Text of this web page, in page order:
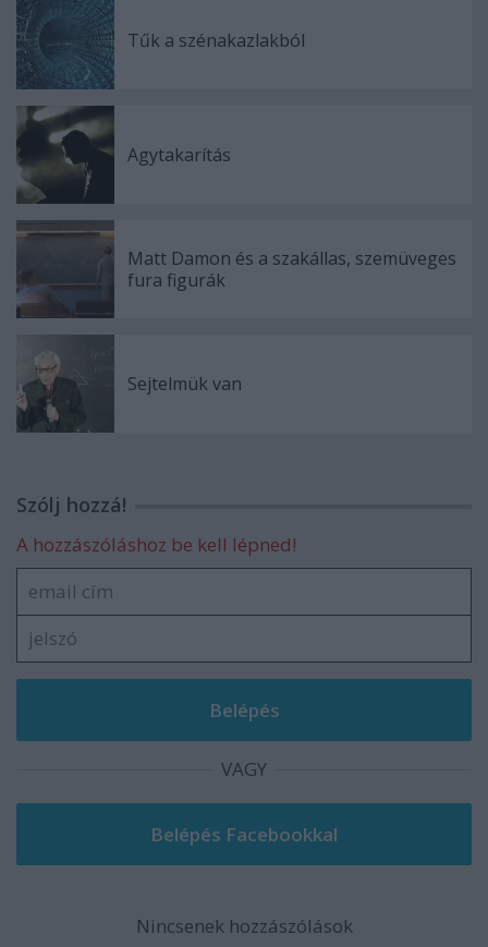
Tűk a szénakazlakból
Agytakarítás
Matt Damon és a szakállas, szemüveges
fura figurák
Sejtelmük van
Szólj hozzá!
A hozzászóláshoz be kell lépned!
VAGY
Nincsenek hozzászólások